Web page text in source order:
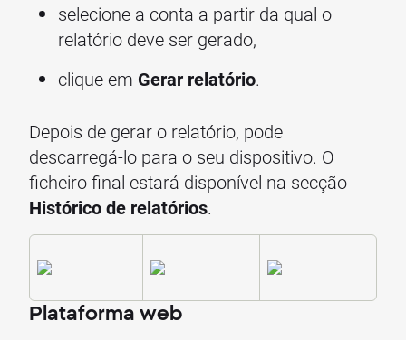
selecione a conta a partir da qual o
relatório deve ser gerado,
clique em Gerar relatório.
Depois de gerar o relatório, pode
descarregá-lo para o seu dispositivo. O
ficheiro final estará disponível na secção
Histórico de relatórios.
Plataforma web